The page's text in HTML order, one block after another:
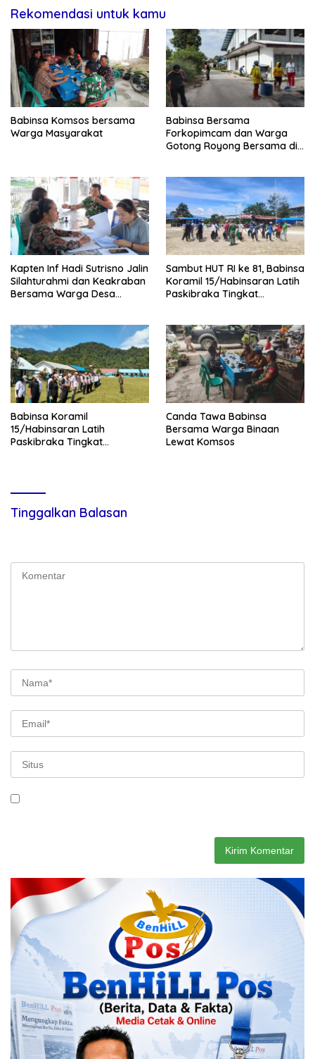
Rekomendasi untuk kamu
Babinsa Komsos bersama
Warga Masyarakat
Babinsa Bersama
Forkopimcam dan Warga
Gotong Royong Bersama di
Kapten Inf Hadi Sutrisno Jalin
Silahturahmi dan Keakraban
Bersama Warga Desa
Sambut HUT RI ke 81, Babinsa
Koramil 15/Habinsaran Latih
Paskibraka Tingkat
Babinsa Koramil
15/Habinsaran Latih
Paskibraka Tingkat
Canda Tawa Babinsa
Bersama Warga Binaan
Lewat Komsos
Tinggalkan Balasan